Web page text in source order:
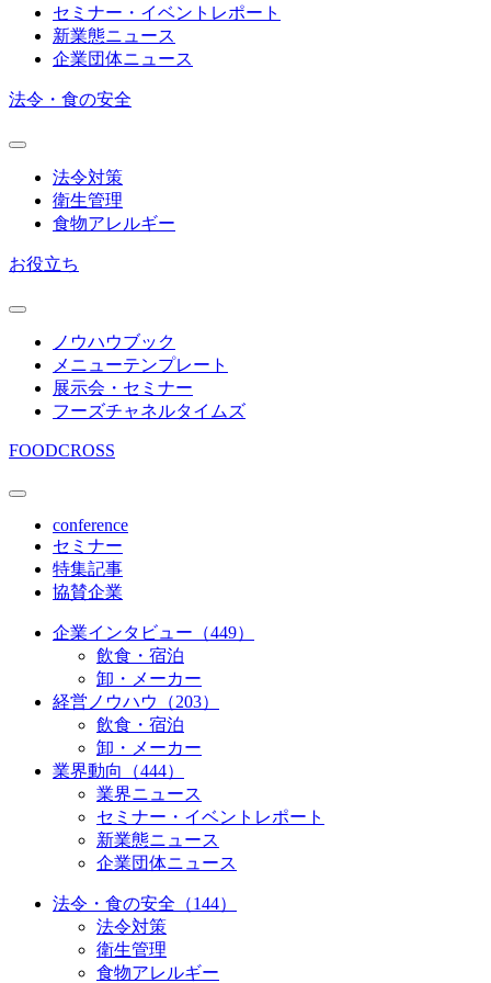
セミナー・イベントレポート
新業態ニュース
企業団体ニュース
法令・食の安全
法令対策
衛生管理
食物アレルギー
お役立ち
ノウハウブック
メニューテンプレート
展示会・セミナー
フーズチャネルタイムズ
FOODCROSS
conference
セミナー
特集記事
協賛企業
企業インタビュー（449）
飲食・宿泊
卸・メーカー
経営ノウハウ（203）
飲食・宿泊
卸・メーカー
業界動向（444）
業界ニュース
セミナー・イベントレポート
新業態ニュース
企業団体ニュース
法令・食の安全（144）
法令対策
衛生管理
食物アレルギー